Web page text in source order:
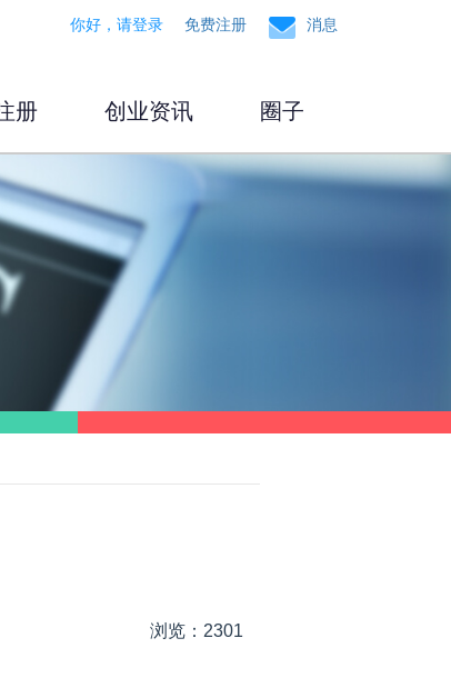
你好，请登录 免费注册 消息
册 创业资讯 圈子
浏览：2301